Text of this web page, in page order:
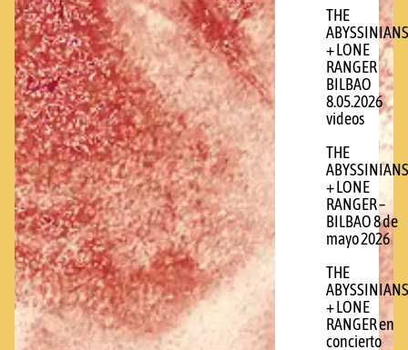
THE
ABYSSINIANS
+ LONE
RANGER
BILBAO
8.05.2026
videos
THE
ABYSSINIANS
+ LONE
RANGER –
BILBAO 8 de
mayo 2026
THE
ABYSSINIANS
+ LONE
RANGER en
concierto